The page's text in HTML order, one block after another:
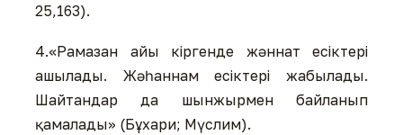
25,163).
4.«Рамазан айы кіргенде жәннат есіктері
ашылады. Жәһаннам есіктері жабылады.
Шайтандар да шынжырмен байланып
қамалады» (Бұхари; Мүслим).